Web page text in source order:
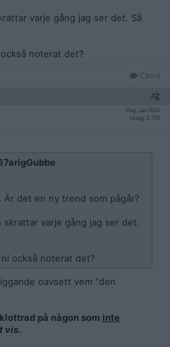
varje gång jag ser det. Så
noterat det?
Citera
#2
Reg: Jan 2004
Inlägg: 5 759
Är det en ny trend som pågår?
varje gång jag ser det.
också noterat det?
oavsett vem "den
på någon som inte
vis.